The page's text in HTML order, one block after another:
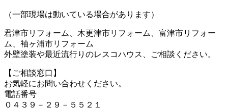
（一部現場は動いている場合があります）
君津市リフォーム、木更津市リフォーム、富津市リフォー
ム、袖ヶ浦市リフォーム
外壁塗装や最近流行りのレスコハウス、ご相談ください。
【ご相談窓口】
お気軽にお問い合わせください。
電話番号
０４３９－２９－５５２１